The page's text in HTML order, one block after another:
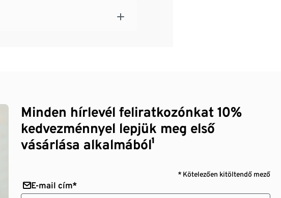
Minden hírlevél feliratkozónkat 10%
kedvezménnyel lepjük meg első
vásárlása alkalmából¹
* Kötelezően kitöltendő mező
E-mail cím*